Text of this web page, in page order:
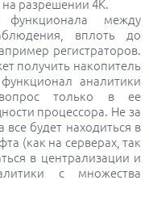
разрешении 4К.
между
вплоть до
регистраторов.
получить накопитель
аналитики
только в ее
процессора. Не за
будет находиться в
(как на серверах, так
в централизации и
с множества